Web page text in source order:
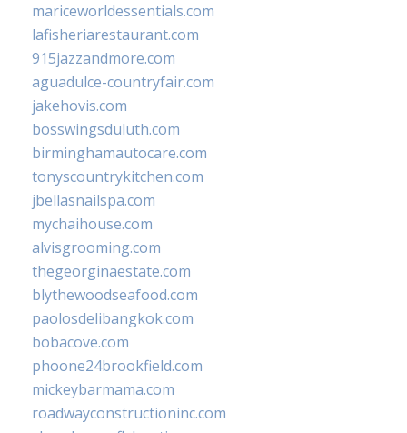
mariceworldessentials.com
lafisheriarestaurant.com
915jazzandmore.com
aguadulce-countryfair.com
jakehovis.com
bosswingsduluth.com
birminghamautocare.com
tonyscountrykitchen.com
jbellasnailspa.com
mychaihouse.com
alvisgrooming.com
thegeorginaestate.com
blythewoodseafood.com
paolosdelibangkok.com
bobacove.com
phoone24brookfield.com
mickeybarmama.com
roadwayconstructioninc.com